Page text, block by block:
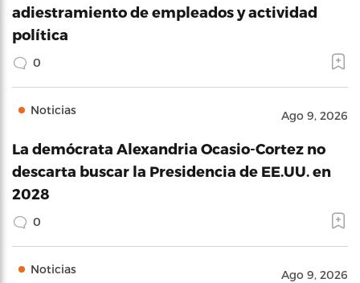
adiestramiento de empleados y actividad
política
0
Noticias Ago 9, 2026
La demócrata Alexandria Ocasio-Cortez no
descarta buscar la Presidencia de EE.UU. en
2028
0
Noticias Ago 9, 2026